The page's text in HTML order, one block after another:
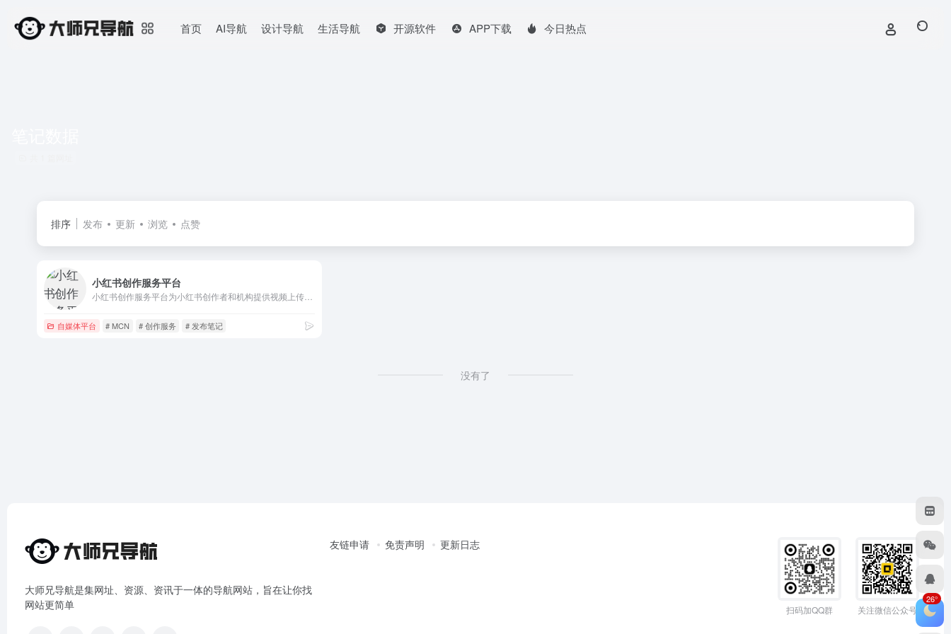
首页 AI导航 设计导航 生活导航 开源软件 APP下载 今日热点
排序 发布 更新 浏览 点赞
小红书创作服务平台
自媒体平台 # MCN # 创作服务 # 发布笔记
没有了
大师兄导航是集网址、资源、资讯于一体的导航网站，旨在让你找
网站更简单
友链申请 免责声明 更新日志
扫码加QQ群 关注微信公众号
26°